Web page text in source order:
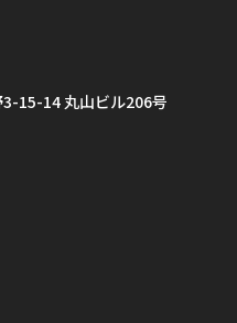
15-14 丸山ビル206号